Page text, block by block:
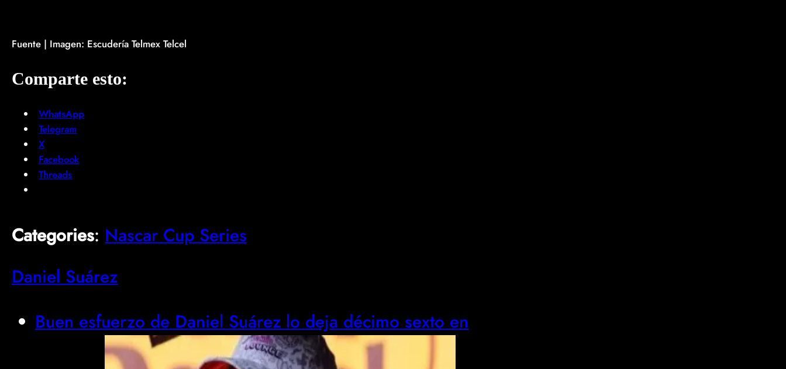
Fuente | Imagen: Escudería Telmex Telcel
Comparte esto:
WhatsApp
Telegram
X
Facebook
Threads
Categories: Nascar Cup Series
Daniel Suárez
Buen esfuerzo de Daniel Suárez lo deja décimo sexto en